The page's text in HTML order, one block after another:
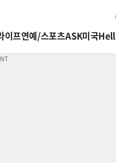
이프연예/스포츠ASK미국